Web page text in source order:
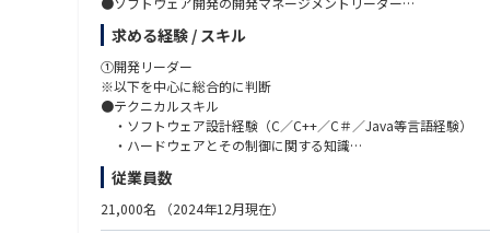
・年齢や役職に関係なくプロジェクトメンバーからフラットに議
・最新トレンドを導入し、連続的な改善と非連続な改革に挑戦で
・相互理解をベースとした成果にフォーカス、ハイブリッドな働
●キャリアパス
・プロジェクトのリーダーから組織長や総括へのステップアップ
・初期配属の部署の仕事にとどまらず、様々な職務を経験いた
・プログラムマネージャーや経営層へのキャリアパスが可能
・海外出向が可能
例）米国やアジア、欧州など拠点を構えており、日本から出向し
・担当機種のソフトウェア開発プロジェクトの全体マネージメン
・複数の機能開発チーム(機能リーダー)の取り纏め
・目標のQCD達成に向けた全体管理
●ソフトウェア開発の開発マネージメントリーダー候補（機能リー
・リーダー候補は搭載機能ごとの開発マネージメントを担当（機
・該当機能の開発チームを取り纏め
●具体的な仕事内容
・ 複数の機能の開発チームを牽引し、目標QCDの達成と商品化
求める経験 / スキル
①開発リーダー
※以下を中心に総合的に判断
●テクニカルスキル
・ソフトウェア設計経験（C／C++／C＃／Java等言語経験）
・ハードウェアとその制御に関する知識
・RTOS/Autosarに関する知識
・機能安全に関する知識
・FMEA/FTAなど堅牢なソフトウェアを構築する知識
従業員数
21,000名 （2024年12月現在）